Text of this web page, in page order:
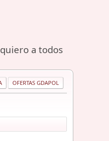
a todos
OFERTAS GDAPOL